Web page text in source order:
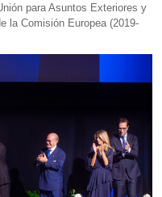
para Asuntos Exteriores y
la Comisión Europea (2019-